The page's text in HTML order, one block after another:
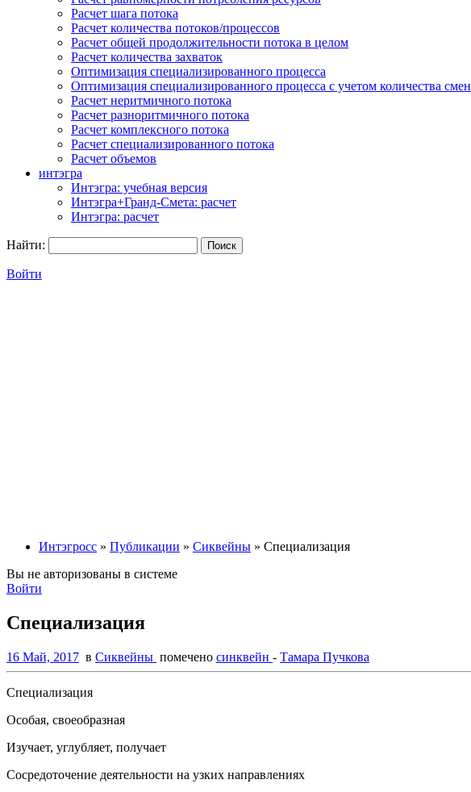
Расчет шага потока
Расчет количества потоков/процессов
Расчет общей продолжительности потока в целом
Расчет количества захваток
Оптимизация специализированного процесса
Оптимизация специализированного процесса с учетом количества смен
Расчет неритмичного потока
Расчет разноритмичного потока
Расчет комплексного потока
Расчет специализированного потока
Расчет объемов
интэгра
Интэгра: учебная версия
Интэгра+Гранд-Смета: расчет
Интэгра: расчет
Найти:
Войти
Интэгросс » Публикации » Сиквейны » Специализация
Вы не авторизованы в системе
Войти
Специализация
16 Май, 2017 в Сиквейны помечено синквейн - Тамара Пучкова
Специализация
Особая, своеобразная
Изучает, углубляет, получает
Сосредоточение деятельности на узких направлениях